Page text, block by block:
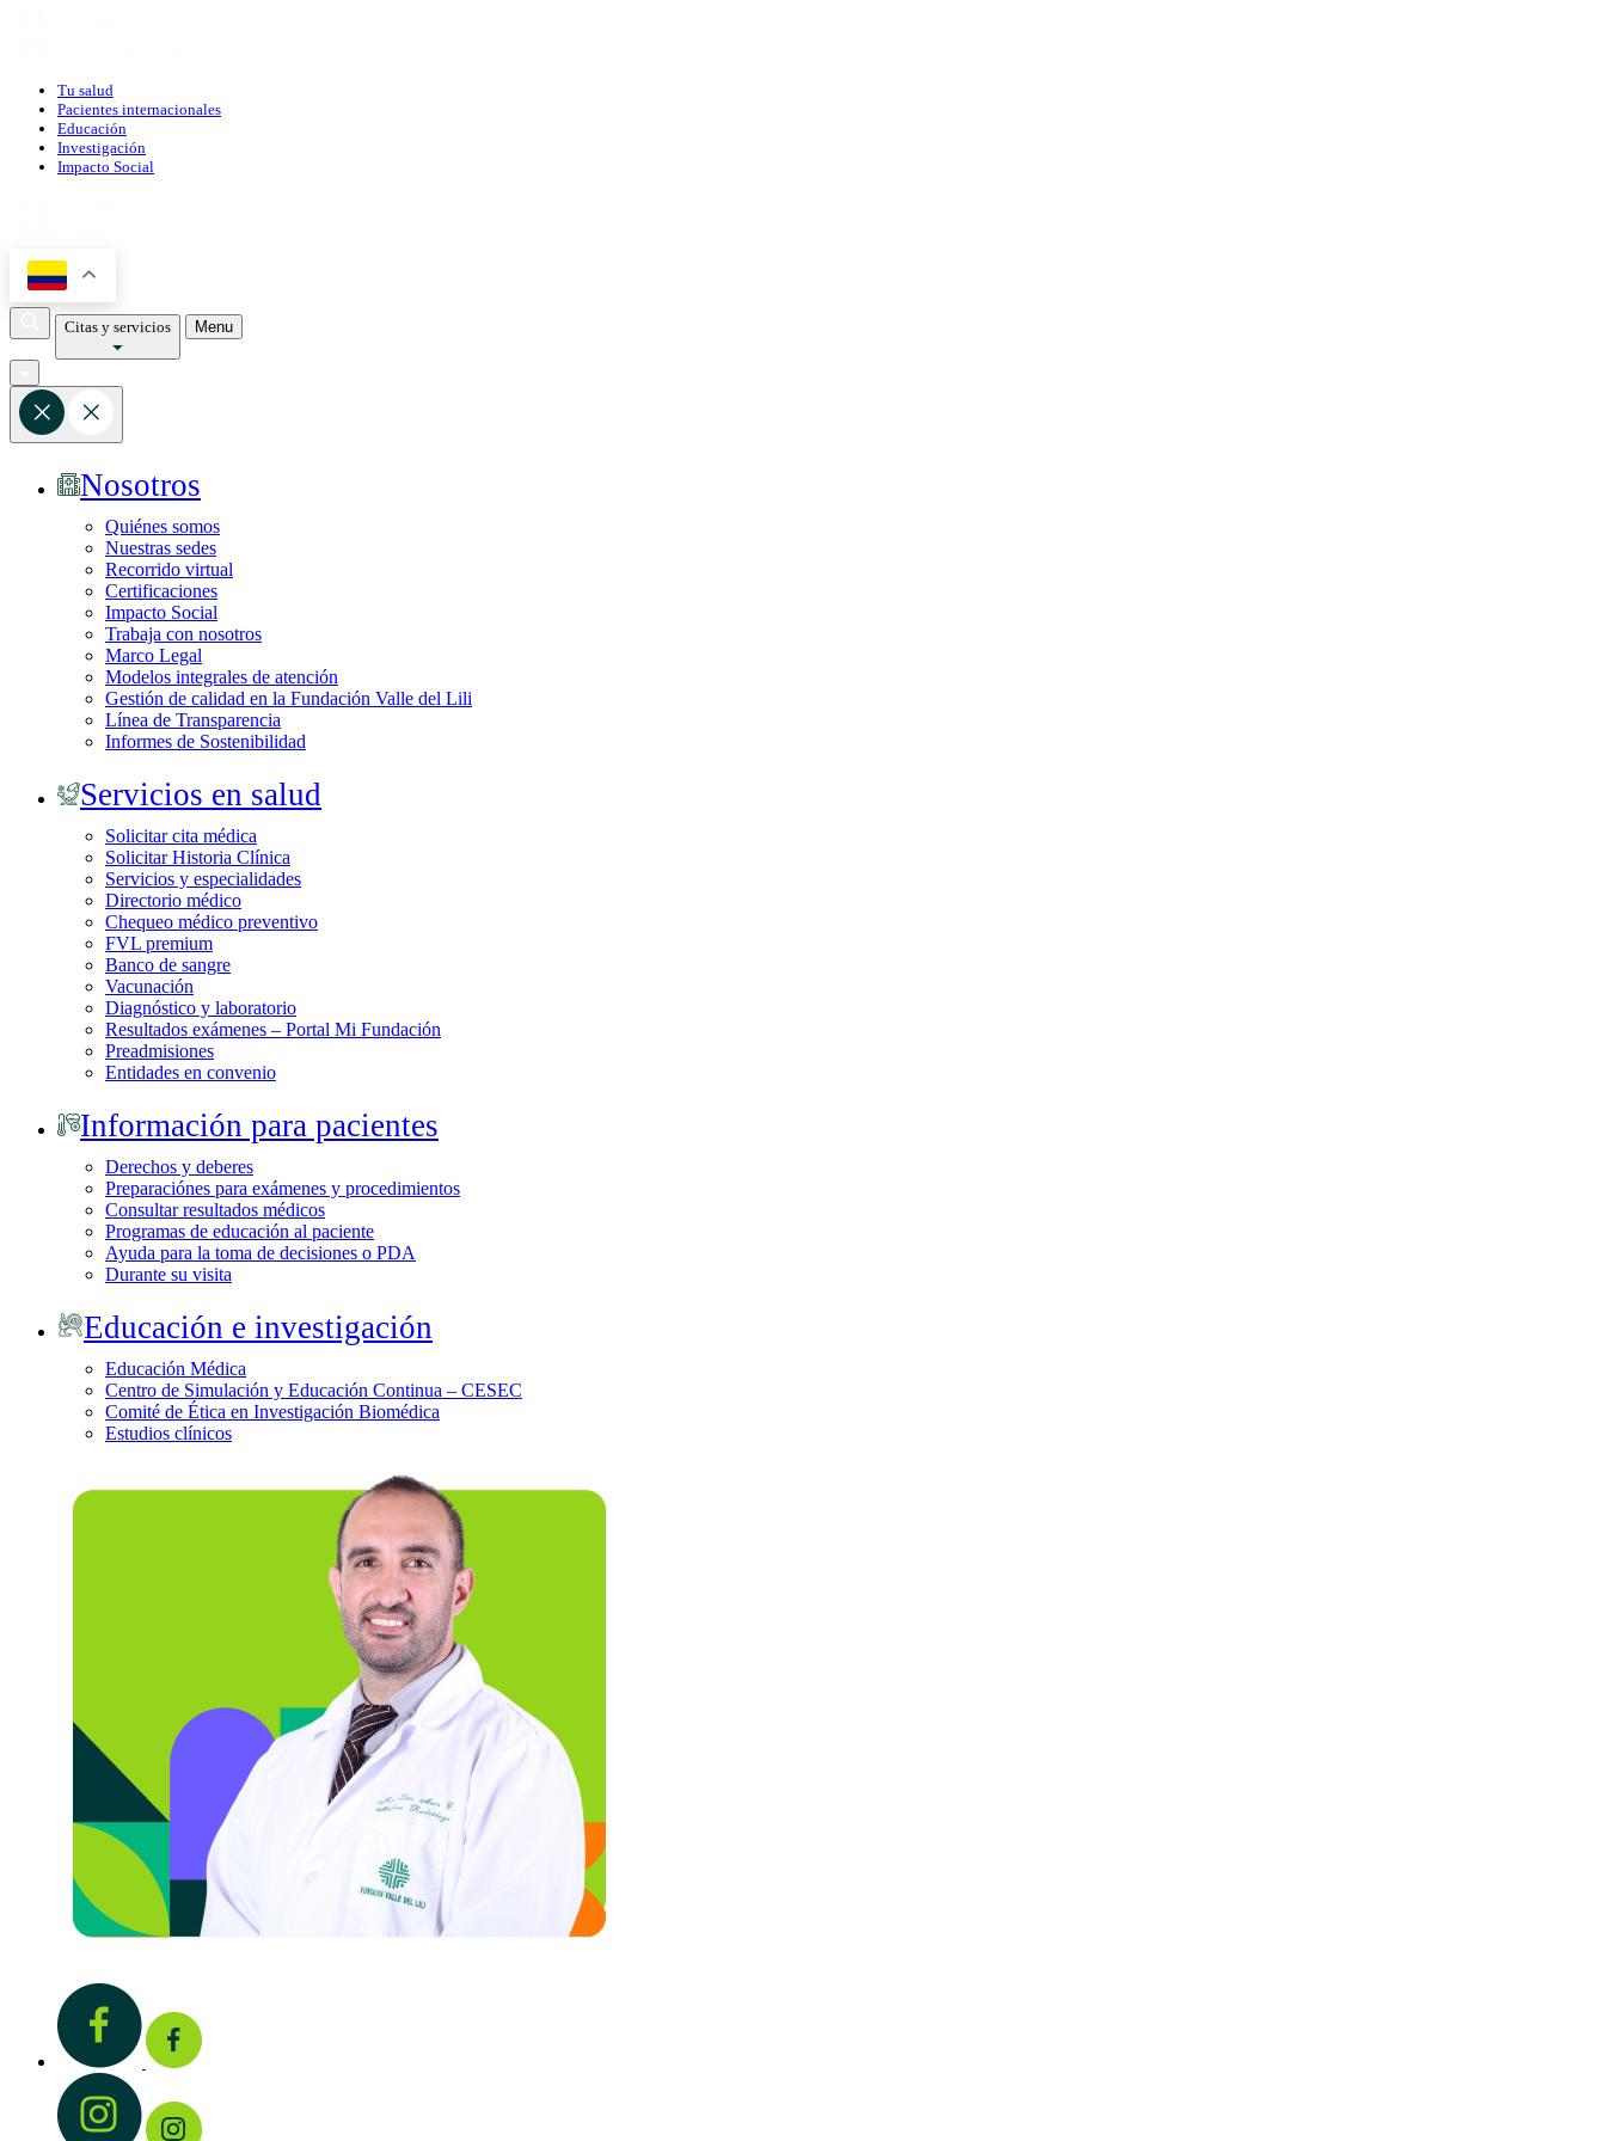
Tu salud
Pacientes internacionales
Educación
Investigación
Impacto Social
Citas y servicios Menu
Nosotros
Quiénes somos
Nuestras sedes
Recorrido virtual
Certificaciones
Impacto Social
Trabaja con nosotros
Marco Legal
Modelos integrales de atención
Gestión de calidad en la Fundación Valle del Lili
Línea de Transparencia
Informes de Sostenibilidad
Servicios en salud
Solicitar cita médica
Solicitar Historia Clínica
Servicios y especialidades
Directorio médico
Chequeo médico preventivo
FVL premium
Banco de sangre
Vacunación
Diagnóstico y laboratorio
Resultados exámenes – Portal Mi Fundación
Preadmisiones
Entidades en convenio
Información para pacientes
Derechos y deberes
Preparaciónes para exámenes y procedimientos
Consultar resultados médicos
Programas de educación al paciente
Ayuda para la toma de decisiones o PDA
Durante su visita
Educación e investigación
Educación Médica
Centro de Simulación y Educación Continua – CESEC
Comité de Ética en Investigación Biomédica
Estudios clínicos